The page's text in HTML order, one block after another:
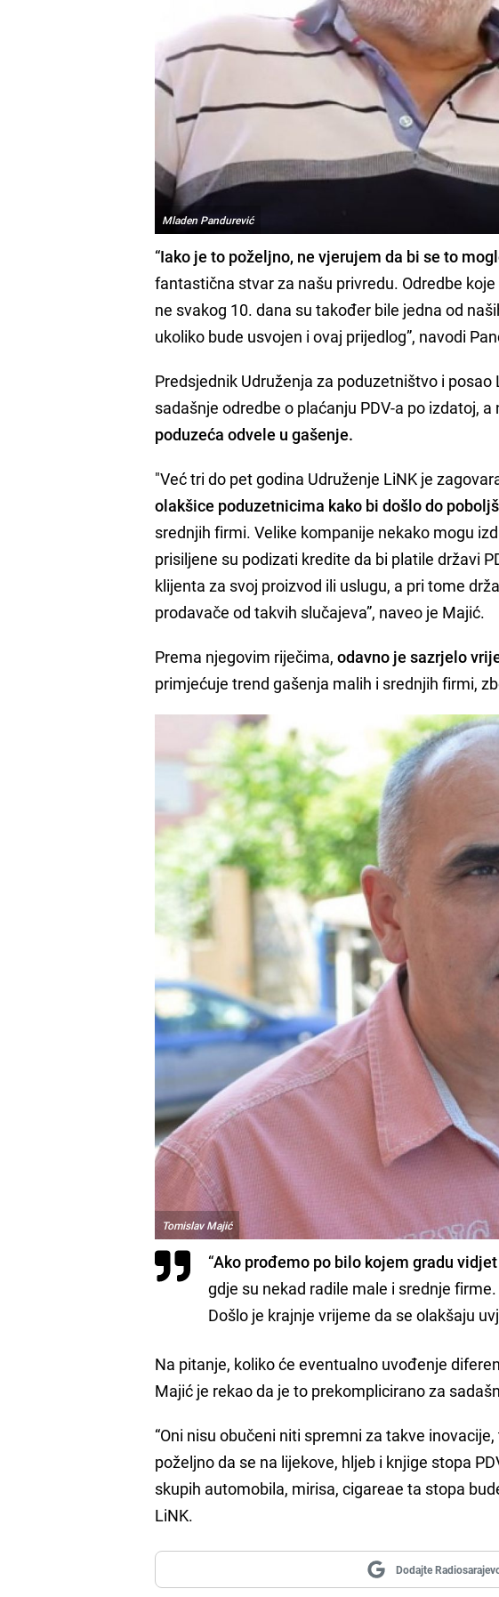
Mladen Pandurević
“Iako je to poželjno, ne vjerujem da bi se to
fantastična stvar za našu privredu. Odredbe
ne svakog 10. dana su također bile jedna od
ukoliko bude usvojen i ovaj prijedlog”, navodi
Predsjednik Udruženja za poduzetništvo i
sadašnje odredbe o plaćanju PDV-a po izdatoj,
poduzeća odvele u gašenje.
"Već tri do pet godina Udruženje LiNK je
olakšice poduzetnicima kako bi došlo do
srednjih firmi. Velike kompanije nekako mogu
prisiljene su podizati kredite da bi platile državi
klijenta za svoj proizvod ili uslugu, a pri tome
prodavače od takvih slučajeva”, naveo je Majić.
Prema njegovim riječima,odavno je sazrjelo
primjećuje trend gašenja malih i srednjih firmi,
Tomislav Majić
“Ako prođemo po bilo kojem gradu
gdje su nekad radile male i srednje
Došlo je krajnje vrijeme da se olakšaju
Na pitanje, koliko će eventualno uvođenje
Majić je rekao da je to prekomplicirano za
“Oni nisu obučeni niti spremni za takve
poželjno da se na lijekove, hljeb i knjige stopa
skupih automobila, mirisa, cigareae ta stopa
LiNK.
Dodajte